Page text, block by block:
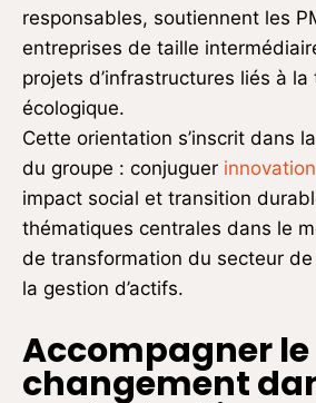
responsables, soutiennent les
entreprises de taille
projets d’infrastructures liés à la
écologique.
Cette orientation s’inscrit dans
du groupe : conjuguer innovation
impact social et transition
thématiques centrales dans le
de transformation du secteur de
la gestion d’actifs.
Accompagner le
changement